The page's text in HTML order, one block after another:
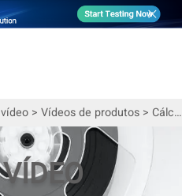
> Vídeos de produtos> Cálculo da fluidez de materiais em pó usando o PowderPro A1